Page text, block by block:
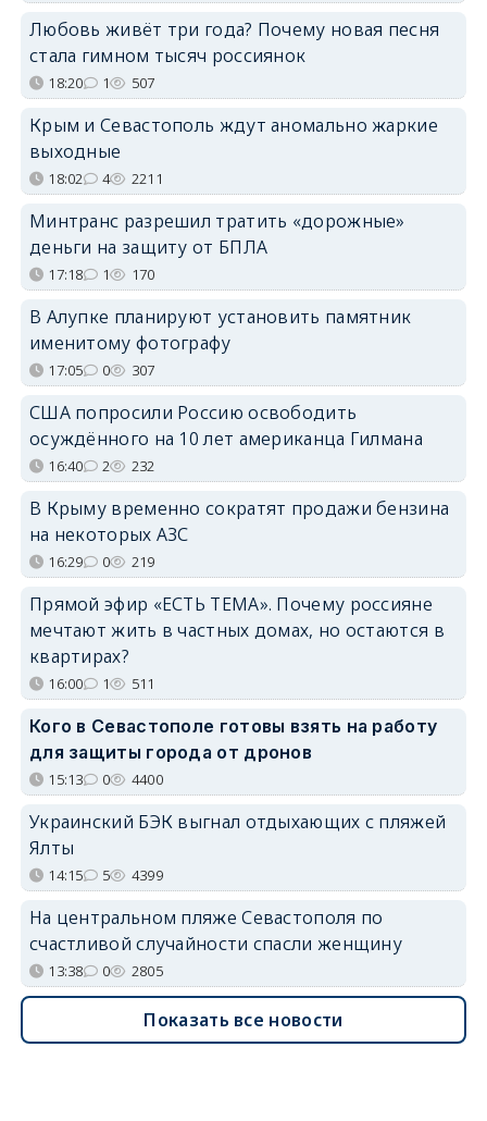
Любовь живёт три года? Почему новая песня
стала гимном тысяч россиянок
18:20 1 507
Крым и Севастополь ждут аномально жаркие
выходные
18:02 4 2211
Минтранс разрешил тратить «дорожные»
деньги на защиту от БПЛА
17:18 1 170
В Алупке планируют установить памятник
именитому фотографу
17:05 0 307
США попросили Россию освободить
осуждённого на 10 лет американца Гилмана
16:40 2 232
В Крыму временно сократят продажи бензина
на некоторых АЗС
16:29 0 219
Прямой эфир «ЕСТЬ ТЕМА». Почему россияне
мечтают жить в частных домах, но остаются в
квартирах?
16:00 1 511
Кого в Севастополе готовы взять на работу
для защиты города от дронов
15:13 0 4400
Украинский БЭК выгнал отдыхающих с пляжей
Ялты
14:15 5 4399
На центральном пляже Севастополя по
счастливой случайности спасли женщину
13:38 0 2805
Показать все новости